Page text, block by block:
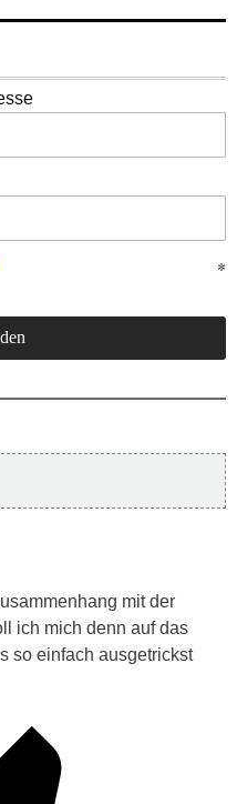
mit der
ich mich denn auf das
so einfach ausgetrickst